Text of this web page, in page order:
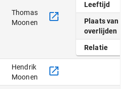
Thomas
Moonen
Leeftijd
Plaats van
overlijden
Relatie
Hendrik
Moonen